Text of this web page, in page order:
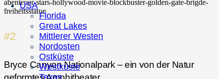
USA
Florida
Great Lakes
Mittlerer Westen
Nordosten
Ostküste
Westküste
#2
Bryce Canyon Nationalpark – ein von der Natur